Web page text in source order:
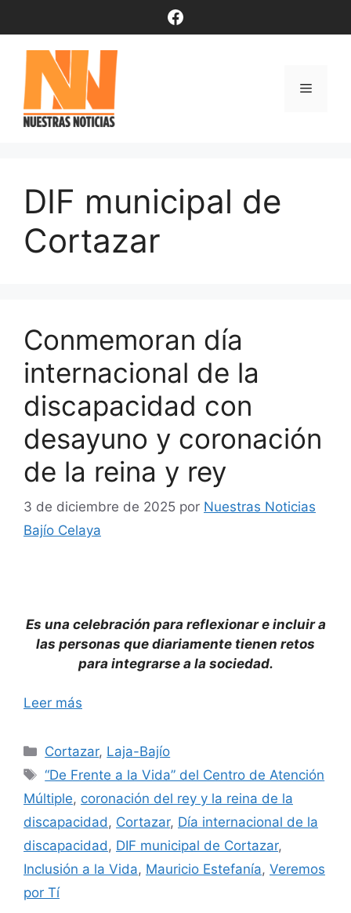
contenido
Facebook
Menú
DIF municipal de
Cortazar
Conmemoran día
internacional de la
discapacidad con
desayuno y coronación
de la reina y rey
3 de diciembre de 2025 por Nuestras Noticias
Bajío Celaya
Es una celebración para reflexionar e incluir a
las personas que diariamente tienen retos
para integrarse a la sociedad.
Leer más
Categorías
Cortazar, Laja-Bajío
Etiquetas
“De Frente a la Vida” del Centro de Atención
Múltiple, coronación del rey y la reina de la
discapacidad, Cortazar, Día internacional de la
discapacidad, DIF municipal de Cortazar,
Inclusión a la Vida, Mauricio Estefanía, Veremos
por Tí